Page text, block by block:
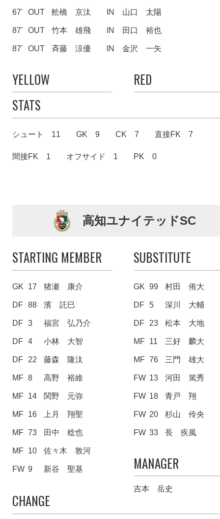
67' OUT 舩橋 京汰 IN 山口 太陽
87' OUT 竹本 雄飛 IN 田口 裕也
87' OUT 斉藤 涼優 IN 金沢 一矢
YELLOW
RED
STATS
シュート 11 GK 9 CK 7 直接FK 7
間接FK 1 オフサイド 1 PK 0
高知ユナイテッドSC
STARTING MEMBER
GK 17 猪瀬 康介
DF 88 濱 託巳
DF 3 福宮 弘乃介
DF 4 小林 大智
DF 22 藤森 隆汰
MF 8 高野 裕維
MF 14 関野 元弥
MF 16 上月 翔聖
MF 73 田中 稔也
MF 10 佐々木 敦河
FW 9 新谷 聖基
SUBSTITUTE
GK 99 村田 侑大
DF 5 深川 大輔
DF 23 松本 大地
MF 11 三好 麟大
MF 76 三門 雄大
FW 13 河田 篤秀
FW 18 青戸 翔
FW 20 杉山 伶央
FW 33 長 疾風
MANAGER
吉本 岳史
CHANGE